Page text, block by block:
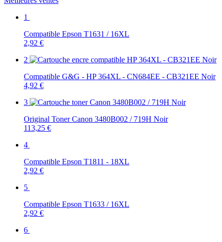
1
Compatible Epson T1631 / 16XL
2,92 €
2
Compatible G&G - HP 364XL - CN684EE - CB321EE Noir
4,92 €
3
Original Toner Canon 3480B002 / 719H Noir
113,25 €
4
Compatible Epson T1811 - 18XL
2,92 €
5
Compatible Epson T1633 / 16XL
2,92 €
6